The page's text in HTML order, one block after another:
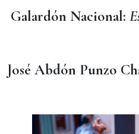
Galardón Nacional:
José Abdón Punzo